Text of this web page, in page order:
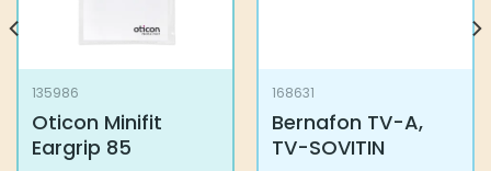
135986
Oticon Minifit
Eargrip 85
168631
Bernafon TV-A,
TV-SOVITIN